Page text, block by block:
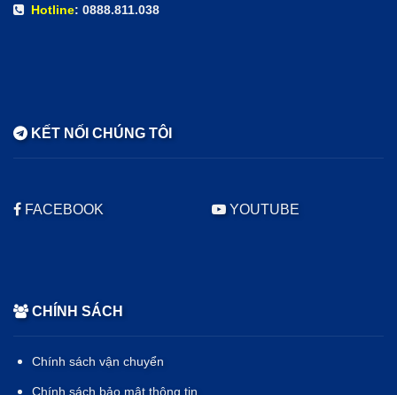
Hotline: 0888.811.038
KẾT NỐI CHÚNG TÔI
FACEBOOK YOUTUBE
CHÍNH SÁCH
Chính sách vận chuyển
Chính sách bảo mật thông tin